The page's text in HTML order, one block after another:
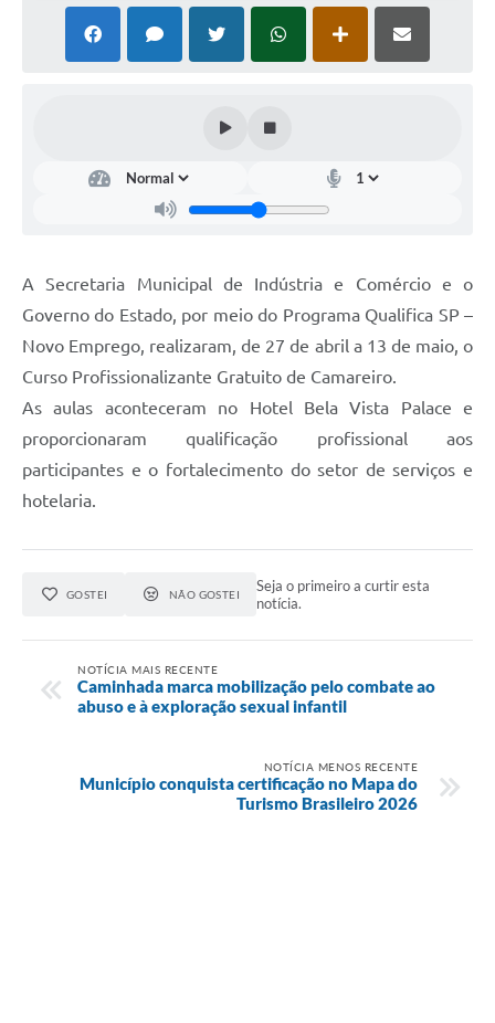
A Secretaria Municipal de Indústria e Comércio e o
Governo do Estado, por meio do Programa Qualifica SP –
Novo Emprego, realizaram, de 27 de abril a 13 de maio, o
Curso Profissionalizante Gratuito de Camareiro.
As aulas aconteceram no Hotel Bela Vista Palace e
proporcionaram qualificação profissional aos
participantes e o fortalecimento do setor de serviços e
hotelaria.
GOSTEI NÃO GOSTEI
Seja o primeiro a curtir esta
notícia.
NOTÍCIA MAIS RECENTE
Caminhada marca mobilização pelo combate ao
abuso e à exploração sexual infantil
NOTÍCIA MENOS RECENTE
Município conquista certificação no Mapa do
Turismo Brasileiro 2026